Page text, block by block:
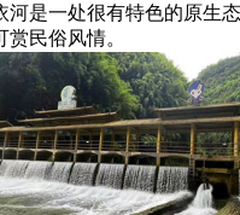
是一处很有特色的原生
民俗风情。